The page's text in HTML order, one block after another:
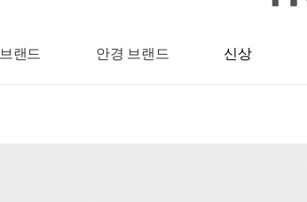
랜드 안경 브랜드 신상